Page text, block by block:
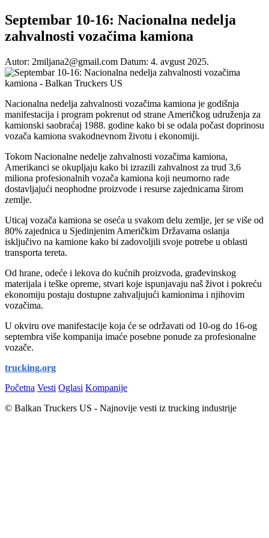
Septembar 10-16: Nacionalna nedelja
zahvalnosti vozačima kamiona
Autor: 2miljana2@gmail.com Datum: 4. avgust 2025.
Nacionalna nedelja zahvalnosti vozačima kamiona je godišnja
manifestacija i program pokrenut od strane Američkog udruženja za
kamionski saobraćaj 1988. godine kako bi se odala počast doprinosu
vozača kamiona svakodnevnom životu i ekonomiji.
Tokom Nacionalne nedelje zahvalnosti vozačima kamiona,
Amerikanci se okupljaju kako bi izrazili zahvalnost za trud 3,6
miliona profesionalnih vozača kamiona koji neumorno rade
dostavljajući neophodne proizvode i resurse zajednicama širom
zemlje.
Uticaj vozača kamiona se oseća u svakom delu zemlje, jer se više od
80% zajednica u Sjedinjenim Američkim Državama oslanja
isključivo na kamione kako bi zadovoljili svoje potrebe u oblasti
transporta tereta.
Od hrane, odeće i lekova do kućnih proizvoda, građevinskog
materijala i teške opreme, stvari koje ispunjavaju naš život i pokreću
ekonomiju postaju dostupne zahvaljujući kamionima i njihovim
vozačima.
U okviru ove manifestacije koja će se održavati od 10-og do 16-og
septembra više kompanija imaće posebne ponude za profesionalne
vozače.
trucking.org
Početna Vesti Oglasi Kompanije
© Balkan Truckers US - Najnovije vesti iz trucking industrije